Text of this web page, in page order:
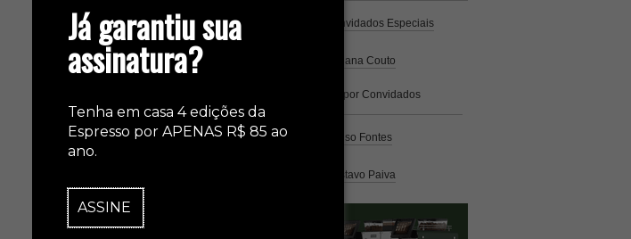
Já garantiu sua
assinatura?
Tenha em casa 4 edições da
Espresso por APENAS R$ 85 ao
ano.
ASSINE
Coluna Café por Convidados Especiais
por Cristiana Couto
por Convidados
Especiais
Análisepor Caio Alonso Fontes
por Gustavo Paiva